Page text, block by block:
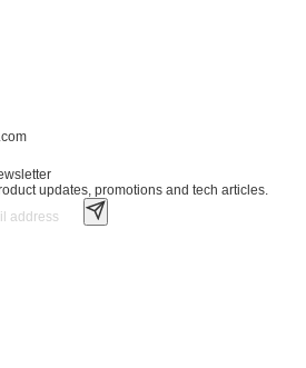
updates, promotions and tech articles.